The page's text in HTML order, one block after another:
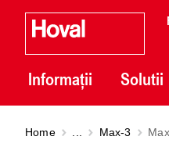
Informații Solutii
Home Max-3